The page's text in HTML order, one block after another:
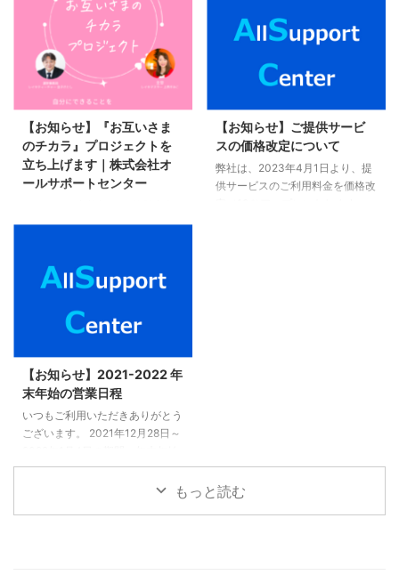
【お知らせ】『お互いさま
のチカラ』プロジェクトを
立ち上げます｜株式会社オ
ールサポートセンター
地震から２週間が経ちました。
一緒にレイキヒーリングをしたり
複数の方とお話しました。 その
時、私が耳にしたのが、 「報道
を観ると、辛くて、氣がつくと涙
道番組は見られないです」 とい
うお声でした。 癒しのエネルギ
ーと心の浄化で使命に導くコンサ
ルタント キャリアメンタルアド
バイザー レイキマスター 上西純
【お知らせ】ご提供サービ
スの価格改定について
弊社は、2023年4月1日より、提
供サービスのご利用料金を価格改
【お知らせ】2021-2022 年
末年始の営業日程
いつもご利用いただきありがとう
ございます。 2021年12月28日～
休業を頂きます。お問合せ先は、
以下の通りとなります。 ヒーリ
ングハートレイキアカデミー（池
もっと読む